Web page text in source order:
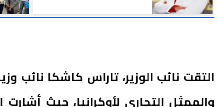
التقت نائب الوزير، تاراس كاشكا نائب
والممثل التجاري لأوكرانيا، حيث